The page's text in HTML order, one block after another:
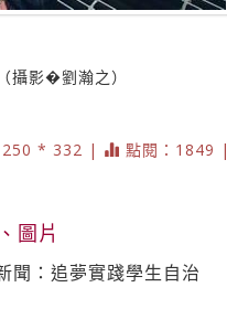
攝影�劉瀚之）
* 332 | 點閱：1849 |
圖片
聞：追夢實踐學生自治